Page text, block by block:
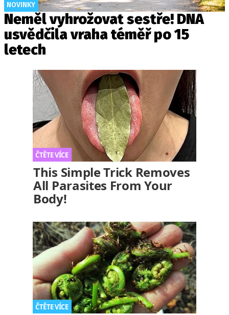
NOVINKY
Neměl vyhrožovat sestře! DNA
usvědčila vraha téměř po 15
letech
This Simple Trick Removes
All Parasites From Your
Body!